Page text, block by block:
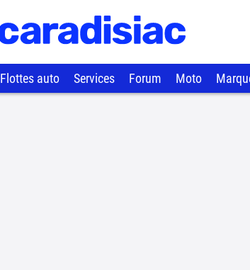
Flottes auto Services Forum Moto